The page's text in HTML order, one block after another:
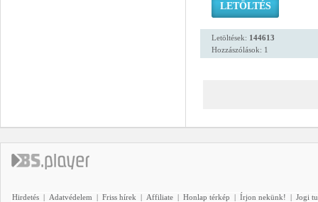
LETÖLTÉS
Letöltések: 144613
Hozzászólások: 1
Hirdetés | Adatvédelem | Friss hírek | Affiliate | Honlap térkép | Írjon nekünk! | Jogi